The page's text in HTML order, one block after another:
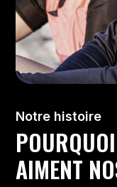
Notre histoire
AIMENT